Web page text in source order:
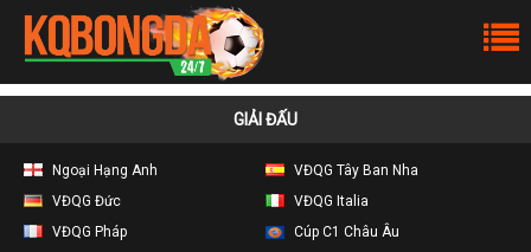
GIẢI ĐẤU
Ngoại Hạng Anh
VĐQG Tây Ban Nha
VĐQG Đức
VĐQG Italia
VĐQG Pháp
Cúp C1 Châu Âu